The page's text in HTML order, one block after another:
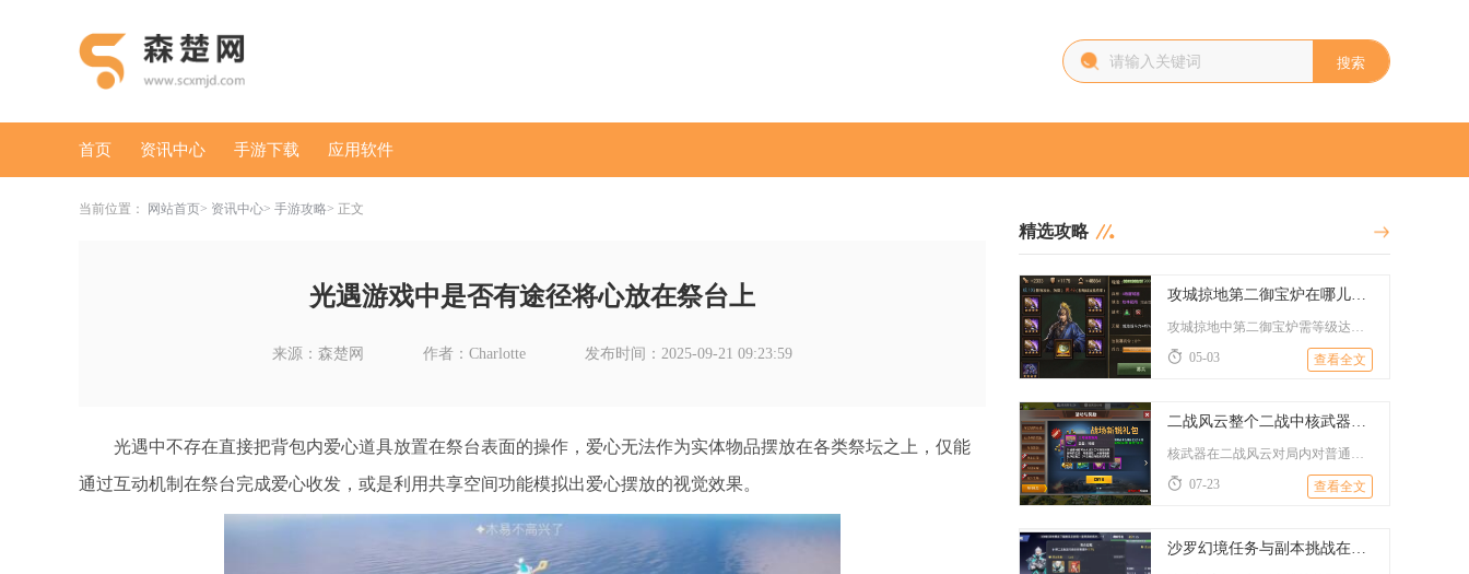
搜索
首页 资讯中心 手游下载 应用软件
当前位置： 网站首页 资讯中心 手游攻略 正文
光遇游戏中是否有途径将心放在祭台上
来源：森楚网 作者：Charlotte 发布时间：2025-09-21 09:23:59
光遇中不存在直接把背包内爱心道具放置在祭台表面的操作，爱心无法作为实体物品摆放在各类祭坛之上，仅能
通过互动机制在祭台完成爱心收发，或是利用共享空间功能模拟出爱心摆放的视觉效果。
精选攻略
05-03
查看全文
07-23
查看全文